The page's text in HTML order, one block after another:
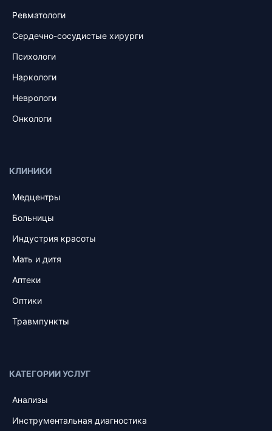
Ревматологи
Сердечно-сосудистые хирурги
Психологи
Наркологи
Неврологи
Онкологи
КЛИНИКИ
Медцентры
Больницы
Индустрия красоты
Мать и дитя
Аптеки
Оптики
Травмпункты
КАТЕГОРИИ УСЛУГ
Анализы
Инструментальная диагностика